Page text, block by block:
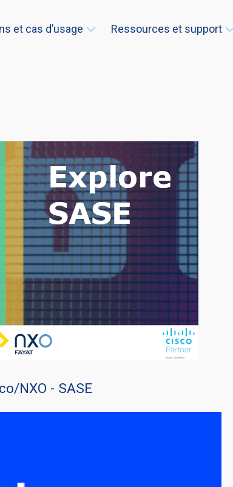
et cas d’usage Ressources et support
NXO - SASE